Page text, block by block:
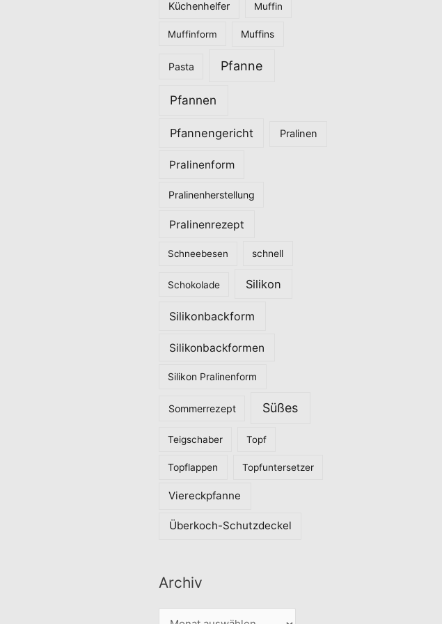
Küchenhelfer Muffin
Muffinform Muffins
Pasta Pfanne
Pfannen
Pfannengericht Pralinen
Pralinenform
Pralinenherstellung
Pralinenrezept
Schneebesen schnell
Schokolade Silikon
Silikonbackform
Silikonbackformen
Silikon Pralinenform
Sommerrezept Süßes
Teigschaber Topf
Topflappen Topfuntersetzer
Viereckpfanne
Überkoch-Schutzdeckel
Archiv